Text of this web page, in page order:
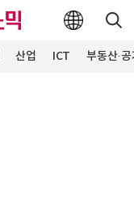
산업 ICT 부동산·